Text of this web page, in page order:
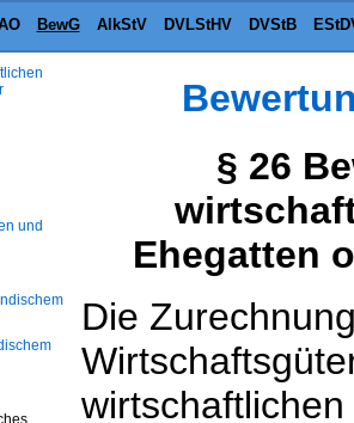
BewG AlkStV DVLStHV DVStB
§ 26
Ehegatten
Die
und